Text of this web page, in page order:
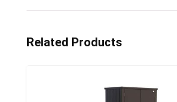
Related Products